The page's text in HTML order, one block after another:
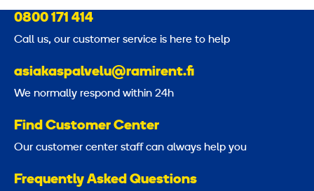
0800 171 414
Call us, our customer service is here to help
asiakaspalvelu@ramirent.fi
We normally respond within 24h
Find Customer Center
Our customer center staff can always help you
Frequently Asked Questions